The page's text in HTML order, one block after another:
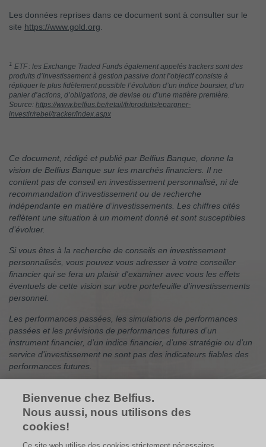
Les données reprises dans ce document sont à consulter sur le
site https://www.gold.org.
1 ETF : les Exchange Traded Funds également appelés trackers sont des
produits d’investissement à gestion passive dont l’objectif consiste à
répliquer le plus fidèlement possible l’évolution d’un indice boursier, d’un
panier d’actions, d’obligations, de devise ou d’une matière première.
Source: https://www.belfius.be/retail/fr/produits/epargner-
investir/rebel/tracker/index.aspx
Ce document, rédigé et publié par Belfius Banque, donne la
vision de Belfius Banque sur les marchés financiers. Il ne
contient pas de conseil en investissement personnalisé, ni de
recommandation d’investissement ou de recherche
indépendante en matière d’investissements. Les chiffres cités
reflètent une situation à un moment donné et sont susceptibles
d’évoluer.
Si vous êtes à la recherche de conseils en investissement
personnalisés, vous pouvez vous adresser à votre conseiller
financier qui se fera un plaisir d'examiner avec vous les effets
éventuels de cette vision sur votre portefeuille d'investissements
personnel.
Les performances passées, les simulations de performances
passées et les prévisions de performances futures d’un
instrument financier, d’un indice financier, d’une stratégie ou d’un
service d’investissement ne sont pas des indicateurs fiables des
performances futures.
commissions, frais et autres charges. Les performances
exprimées dans une autre devise que celle du pays de résidence
de l’investisseur subissent les fluctuations du taux de change, ce
Bienvenue chez Belfius.
Nous aussi, nous utilisons des
cookies!